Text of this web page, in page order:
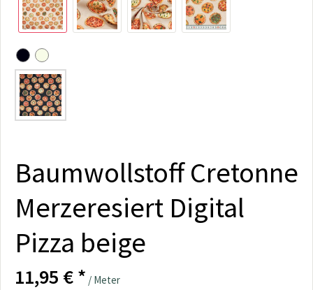
Baumwollstoff Cretonne
Merzeresiert Digital
Pizza beige
11,95 € * / Meter